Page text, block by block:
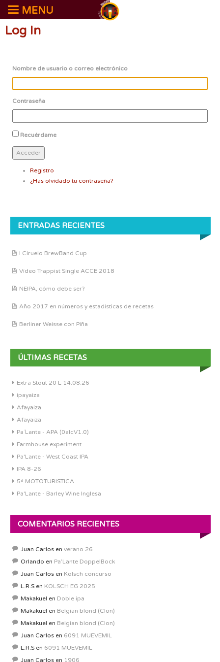
MENU
Log In
Nombre de usuario o correo electrónico
Contraseña
Recuérdame
Acceder
Registro
¿Has olvidado tu contraseña?
ENTRADAS RECIENTES
I Ciruelo BrewBand Cup
Vídeo Trappist Single ACCE 2018
NEIPA, cómo debe ser?
Año 2017 en números y estadísticas de recetas
Berliner Weisse con Piña
ÚLTIMAS RECETAS
Extra Stout 20 L 14.08.26
ipayaiza
Afayaiza
Afayaiza
Pa´Lante - APA (0alcV1.0)
Farmhouse experiment
Pa'Lante - West Coast IPA
IPA 8-26
5ª MOTOTURISTICA
Pa'Lante - Barley Wine Inglesa
COMENTARIOS RECIENTES
Juan Carlos en verano 26
Orlando en Pa’Lante DoppelBock
Juan Carlos en Kolsch concurso
L.R.S en KOLSCH EG 2025
Makakuel en Doble ipa
Makakuel en Belgian blond (Clon)
Makakuel en Belgian blond (Clon)
Juan Carlos en 6091 MUEVEMIL
L.R.S en 6091 MUEVEMIL
Juan Carlos en 1906